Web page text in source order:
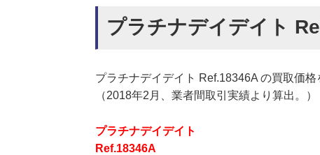
プラチナデイデイト
プラチナデイデイト Ref.18346A の買取価格
（2018年2月、業者間取引実績より算出。）
プラチナデイデイト
Ref.18346A